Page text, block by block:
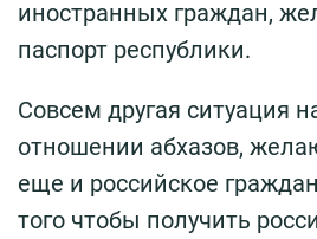
иностранных граждан,
паспорт республики.
Совсем другая ситуация
отношении абхазов,
еще и российское
того чтобы получить